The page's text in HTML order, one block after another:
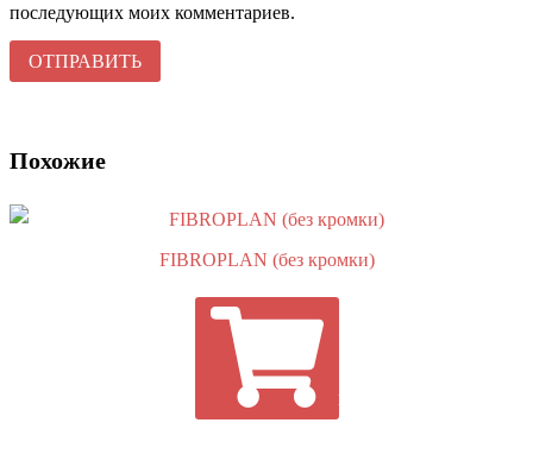
последующих моих комментариев.
Похожие
FIBROPLAN (без кромки)
ПОДРОБНЕЕ